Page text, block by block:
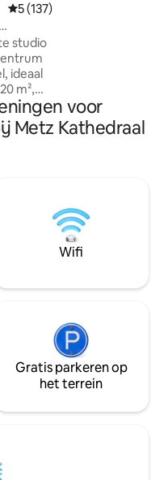
Gemiddelde beoordeling
5 (137)
studio
ideaal
van
📍
betaalde
voor
Metz Kathedraal
Wifi
Gratis parkeren op
het terrein